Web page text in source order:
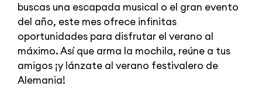
buscas una escapada musical o el gran evento
del año, este mes ofrece infinitas
oportunidades para disfrutar el verano al
máximo. Así que arma la mochila, reúne a tus
amigos ¡y lánzate al verano festivalero de
Alemania!